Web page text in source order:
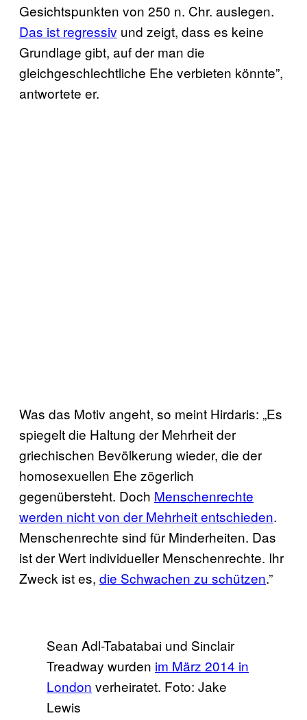
Gesichtspunkten von 250 n. Chr. auslegen.
Das ist regressiv und zeigt, dass es keine
Grundlage gibt, auf der man die
gleichgeschlechtliche Ehe verbieten könnte”,
antwortete er.
Was das Motiv angeht, so meint Hirdaris: „Es
spiegelt die Haltung der Mehrheit der
griechischen Bevölkerung wieder, die der
homosexuellen Ehe zögerlich
gegenübersteht. Doch Menschenrechte
werden nicht von der Mehrheit entschieden.
Menschenrechte sind für Minderheiten. Das
ist der Wert individueller Menschenrechte. Ihr
Zweck ist es, die Schwachen zu schützen.”
Sean Adl-Tabatabai und Sinclair
Treadway wurden im März 2014 in
London verheiratet. Foto: Jake
Lewis